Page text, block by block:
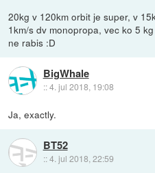
20kg v 120km orbit je super, v
1km/s dv monopropa, vec ko 5
ne rabis :D
BigWhale
::4. jul 2018, 19:08
Ja, exactly.
BT52
::4. jul 2018, 22:59